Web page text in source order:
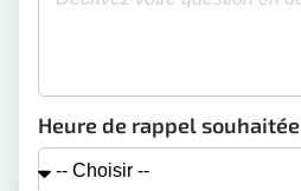
Heure de rappel souhaitée